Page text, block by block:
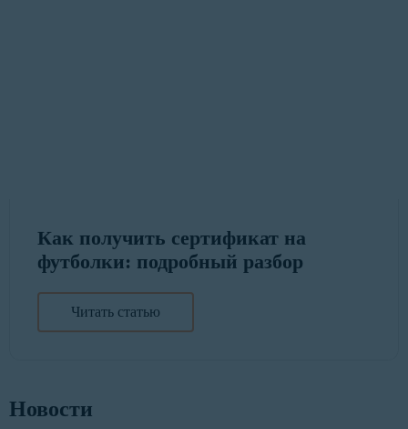
Как получить сертификат на
футболки: подробный разбор
Читать статью
Новости